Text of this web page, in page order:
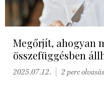
Megőrjít, ahogyan
összefüggésben
2025.07.12. 2 perc olvasás